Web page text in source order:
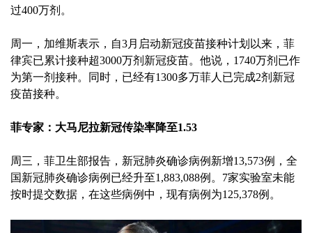
过400万剂。
周一，加维斯表示，自3月启动新冠疫苗接种计划以来，菲
律宾已累计接种超3000万剂新冠疫苗。他说，1740万剂已作
为第一剂接种。同时，已经有1300多万菲人已完成2剂新冠
疫苗接种。
菲专家：大马尼拉新冠传染率降至1.53
周三，菲卫生部报告，新冠肺炎确诊病例新增13,573例，全
国新冠肺炎确诊病例已经升至1,883,088例。7家实验室未能
按时提交数据，在这些病例中，现有病例为125,378例。